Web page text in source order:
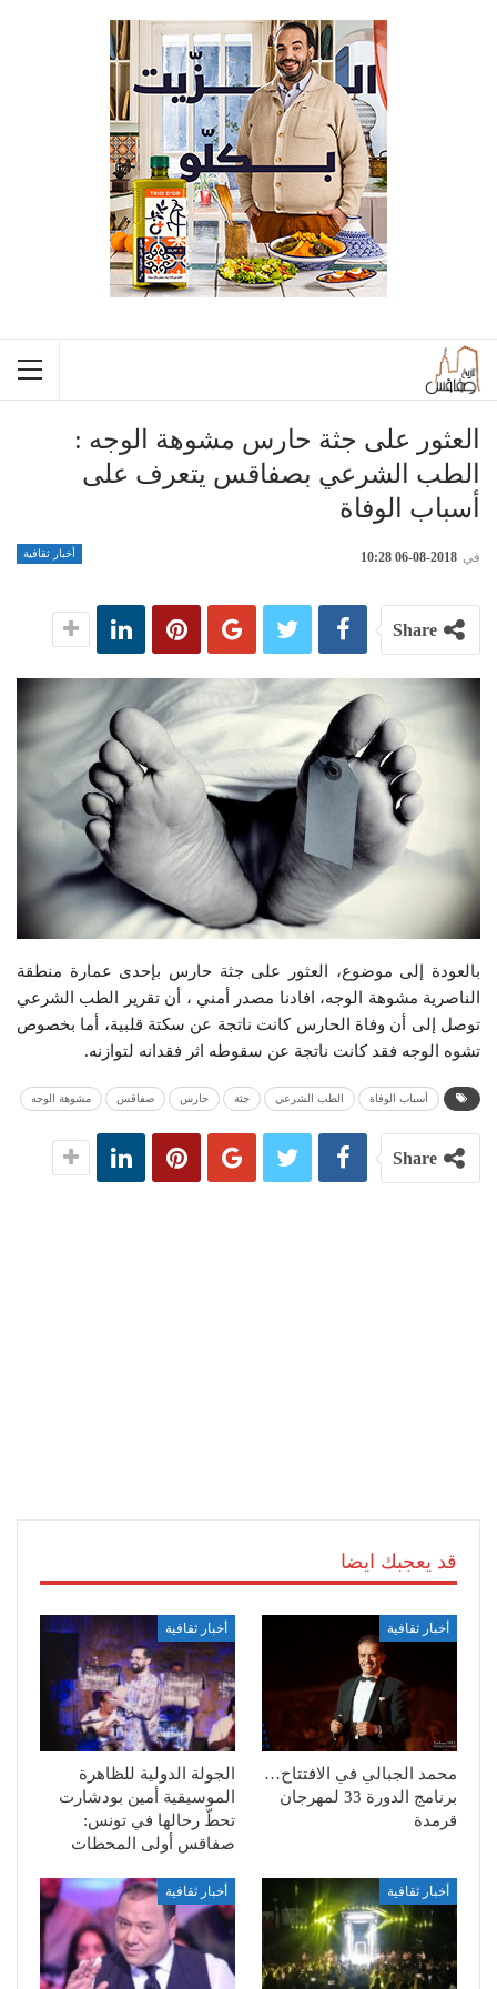
العثور على جثة حارس مشوهة الوجه :
الطب الشرعي بصفاقس يتعرف على
أسباب الوفاة
أخبار ثقافية في 2018-08-06 10:28
Share
بالعودة إلى موضوع، العثور على جثة حارس بإحدى عمارة منطقة
الناصرية مشوهة الوجه، افادنا مصدر أمني ، أن تقرير الطب الشرعي
توصل إلى أن وفاة الحارس كانت ناتجة عن سكتة قلبية، أما بخصوص
تشوه الوجه فقد كانت ناتجة عن سقوطه اثر فقدانه لتوازنه.
أسباب الوفاة الطب الشرعي جثة حارس صفاقس مشوهة الوجه
Share
قد يعجبك ايضا
أخبار ثقافية
محمد الجبالي في الافتتاح…
برنامج الدورة 33 لمهرجان
قرمدة
أخبار ثقافية
الجولة الدولية للظاهرة
الموسيقية أمين بودشارت
تحطّ رحالها في تونس:
صفاقس أولى المحطات
أخبار ثقافية أخبار ثقافية